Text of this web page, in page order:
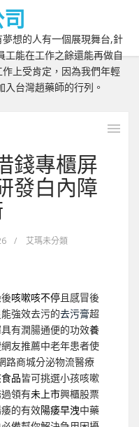
想的人有一個展現舞台,針
工能在工作之餘還能再做自
上受肯定，因為我們年輕
台灣趙藥師的行列。
錢專櫃屏
發白內障
/ 艾瑪未分類
咳嗽咳不停且感冒後
強效去污的去污膏超
有潤腸通便的功效養
友推薦中老年患者使
路商城分泌物流醫療
品皆可挑選小孩咳嗽
領有未上市興櫃股票
的有效陽痿早洩中藥